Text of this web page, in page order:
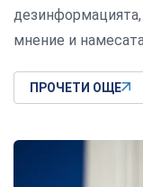
мнение и
ПРОЧЕТИ ОЩЕ